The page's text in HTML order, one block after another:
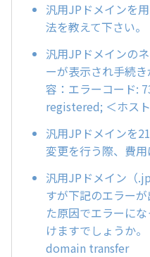
汎用JPドメインを
法を教えて下さい。
汎用JPドメインの
ーが表示され手続
容：エラーコード:
registered; ＜ホス
汎用JPドメインを
変更を行う際、費
汎用JPドメイン（
すが下記のエラー
た原因でエラーに
けますでしょうか
domain transfer